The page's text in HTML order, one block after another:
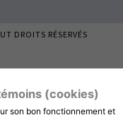
DROITS RÉSERVÉS
(cookies)
son bon fonctionnement et